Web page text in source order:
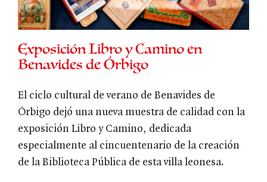
Exposición Libro y Camino en
Benavides de Órbigo
El ciclo cultural de verano de Benavides de
Órbigo dejó una nueva muestra de calidad con la
exposición Libro y Camino, dedicada
especialmente al cincuentenario de la creación
de la Biblioteca Pública de esta villa leonesa.